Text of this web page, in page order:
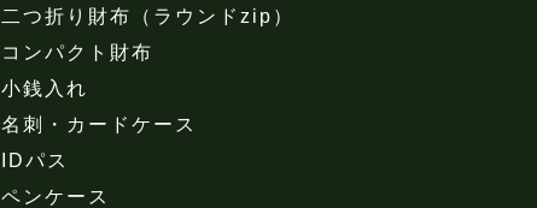
二つ折り財布（ラウンドzip）
コンパクト財布
小銭入れ
名刺・カードケース
IDパス
ペンケース